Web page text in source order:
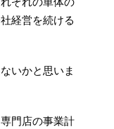
経営を続ける
いかと思いま
門店の事業計